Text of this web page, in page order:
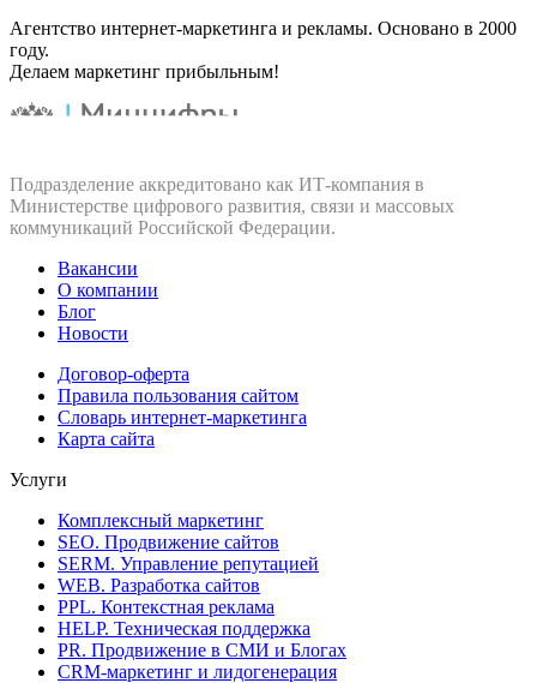
Агентство интернет-маркетинга и рекламы. Основано в 2000
году.
Делаем маркетинг прибыльным!
Подразделение аккредитовано как ИТ‑компания в
Министерстве цифрового развития, связи и массовых
коммуникаций Российской Федерации.
Вакансии
О компании
Блог
Новости
Договор-оферта
Правила пользования сайтом
Словарь интернет-маркетинга
Карта сайта
Услуги
Комплексный маркетинг
SEO. Продвижение сайтов
SERM. Управление репутацией
WEB. Разработка сайтов
PPL. Контекстная реклама
HELP. Техническая поддержка
PR. Продвижение в СМИ и Блогах
CRM-маркетинг и лидогенерация